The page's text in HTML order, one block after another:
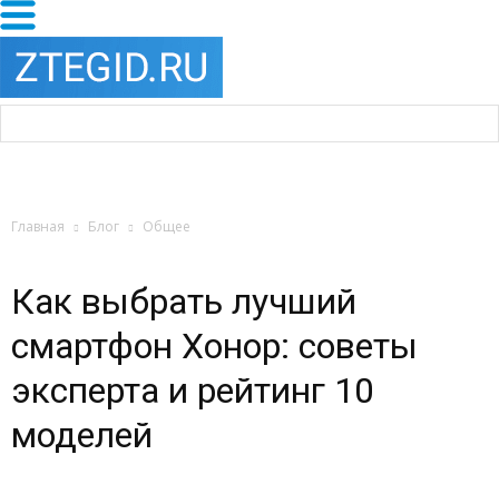
Главная Блог Общее
Как выбрать лучший
смартфон Хонор: советы
эксперта и рейтинг 10
моделей